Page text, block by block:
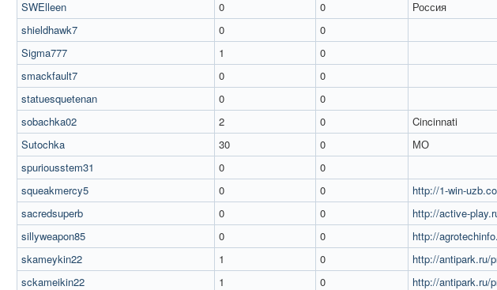
SWElleen
0 0 Россия
shieldhawk7
0 0
Sigma777
1 0
smackfault7
0 0
statuesquetenan
0 0
sobachka02
2 0 Cincinnati
Sutochka
30 0 МО
spuriousstem31
0 0
squeakmercy5
0 0 http://1-win-
sacredsuperb
0 0 http://active-
sillyweapon85
0 0 http://
skameykin22
1 0 http://antipark.ru/
sckameikin22
1 0 http://antipark.ru/